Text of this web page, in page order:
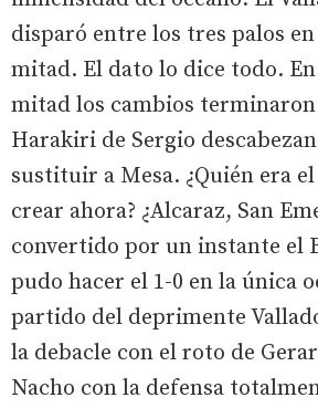
disparó entre los tres palos
mitad. El dato lo dice todo.
mitad los cambios
Harakiri de Sergio
sustituir a Mesa. ¿Quién era
crear ahora? ¿Alcaraz, San
convertido por un instante el
pudo hacer el 1-0 en la única
partido del deprimente
la debacle con el roto de
Nacho con la defensa